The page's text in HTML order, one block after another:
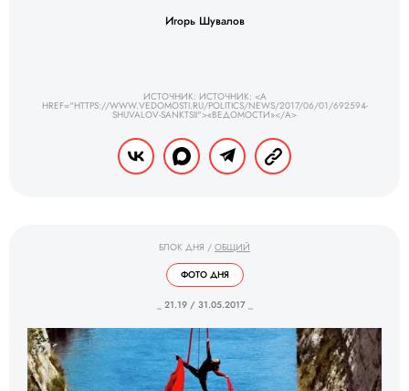
Игорь Шувалов
ИСТОЧНИК: ИСТОЧНИК: <A
HREF="HTTPS://WWW.VEDOMOSTI.RU/POLITICS/NEWS/2017/06/01/692594-
SHUVALOV-SANKTSII">«ВЕДОМОСТИ»</A>
БЛОК ДНЯ / ОБЩИЙ
ФОТО ДНЯ
_ 21.19 / 31.05.2017 _